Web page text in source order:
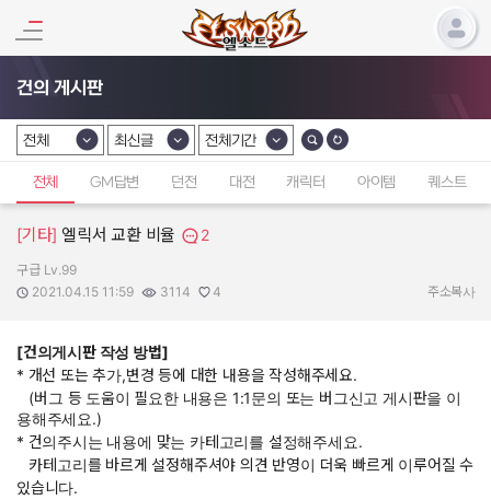
건의 게시판
카테고리 선택
전체
카테고리 선택
최신글
카테고리 선택
전체기간
전체 GM답변 던전 대전 캐릭터 아이템 퀘스트
[기타] 엘릭서 교환 비율 2
작성자:
구급 Lv.99
작성일:
2021.04.15 11:59
조회수:
3114
추천수:
4 주소복사
[건의게시판 작성 방법]
* 개선 또는 추가,변경 등에 대한 내용을 작성해주세요.
(버그 등 도움이 필요한 내용은 1:1문의 또는 버그신고 게시판을 이
용해주세요.)
* 건의주시는 내용에 맞는 카테고리를 설정해주세요.
카테고리를 바르게 설정해주셔야 의견 반영이 더욱 빠르게 이루어질 수
있습니다.